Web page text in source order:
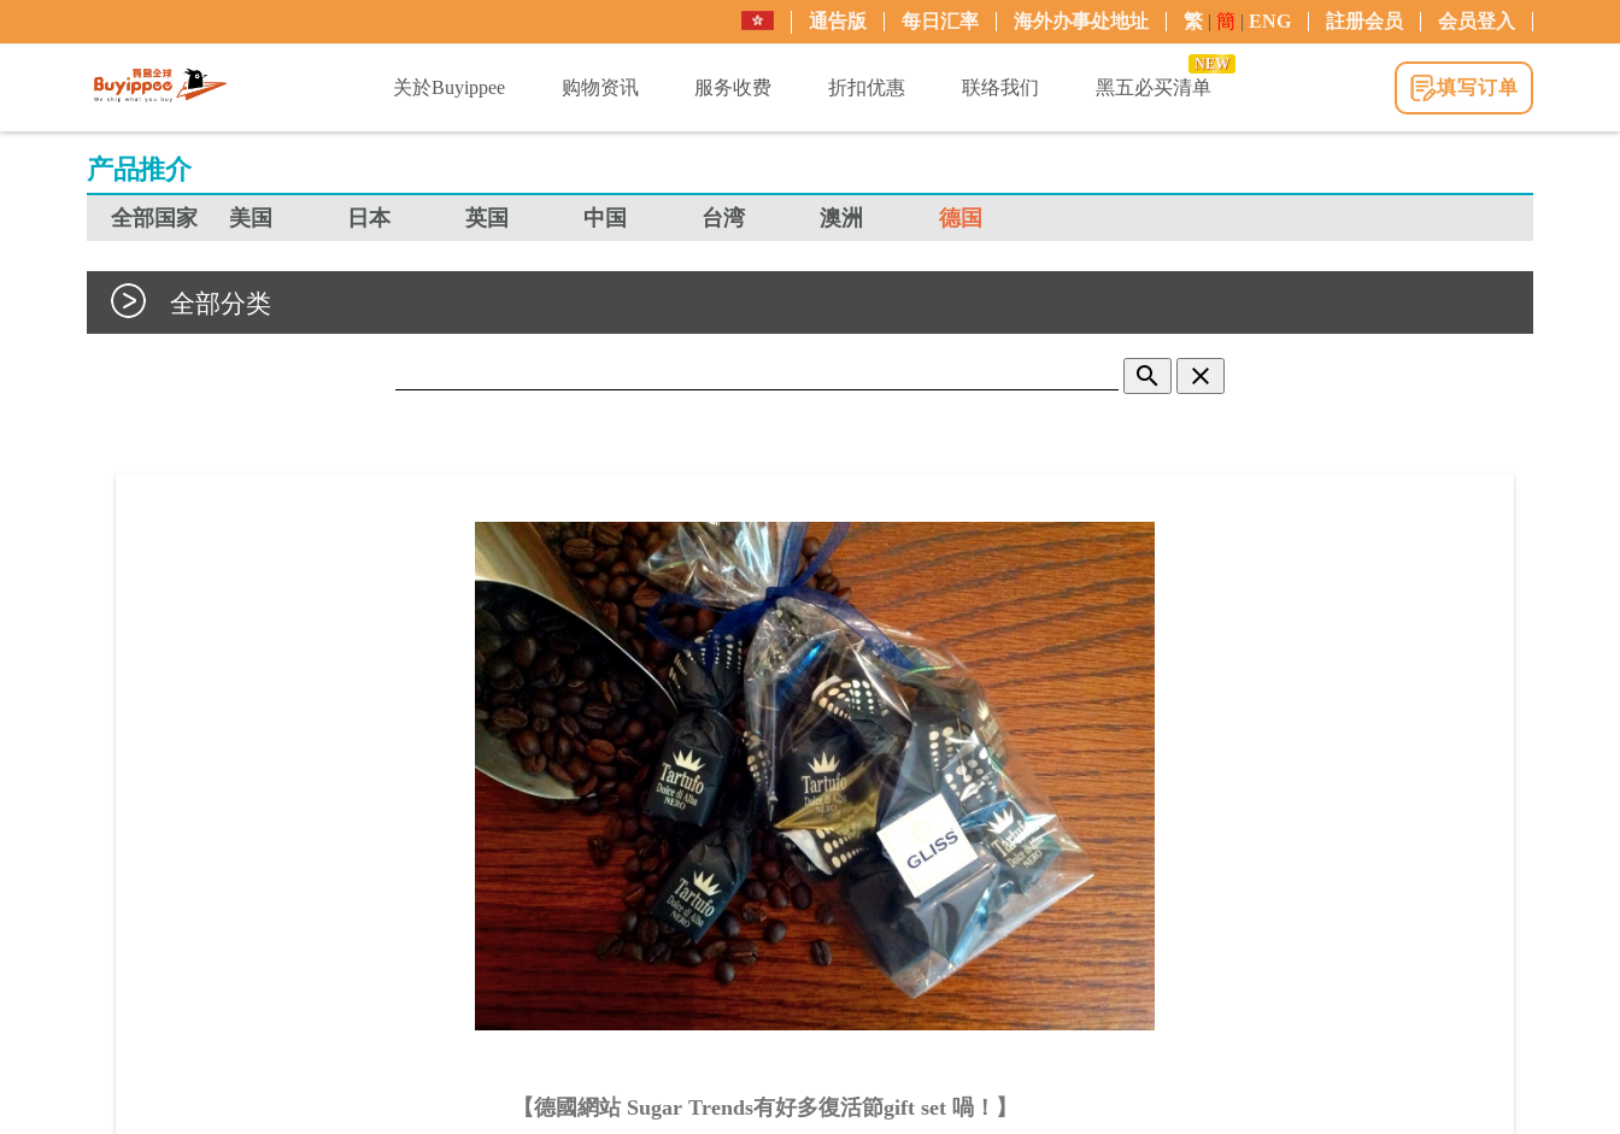
通告版 每日汇率 海外办事处地址 繁 | 簡 | ENG 註册会员 会员登入
关於Buyippee
购物资讯 服务收费 折扣优惠 联络我们 黑五必买清单
NEW
填写订单
产品推介
全部国家 美国 日本 英国 中国 台湾 澳洲 德国
全部分类
search clear
【德國網站 Sugar Trends有好多復活節gift set 喎！】